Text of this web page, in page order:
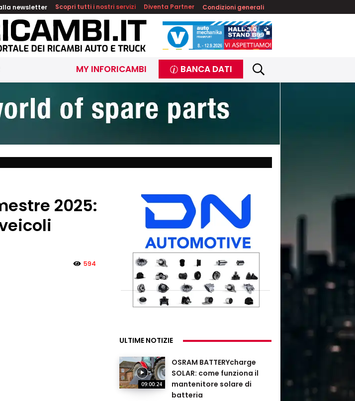
newsletter Scopri tutti i nostri servizi Diventa Partner Condizioni generali
MY INFORICAMBI BANCA DATI
2025:
594
ULTIME NOTIZIE
09:00:24
OSRAM BATTERYcharge
SOLAR: come funziona il
mantenitore solare di
batteria